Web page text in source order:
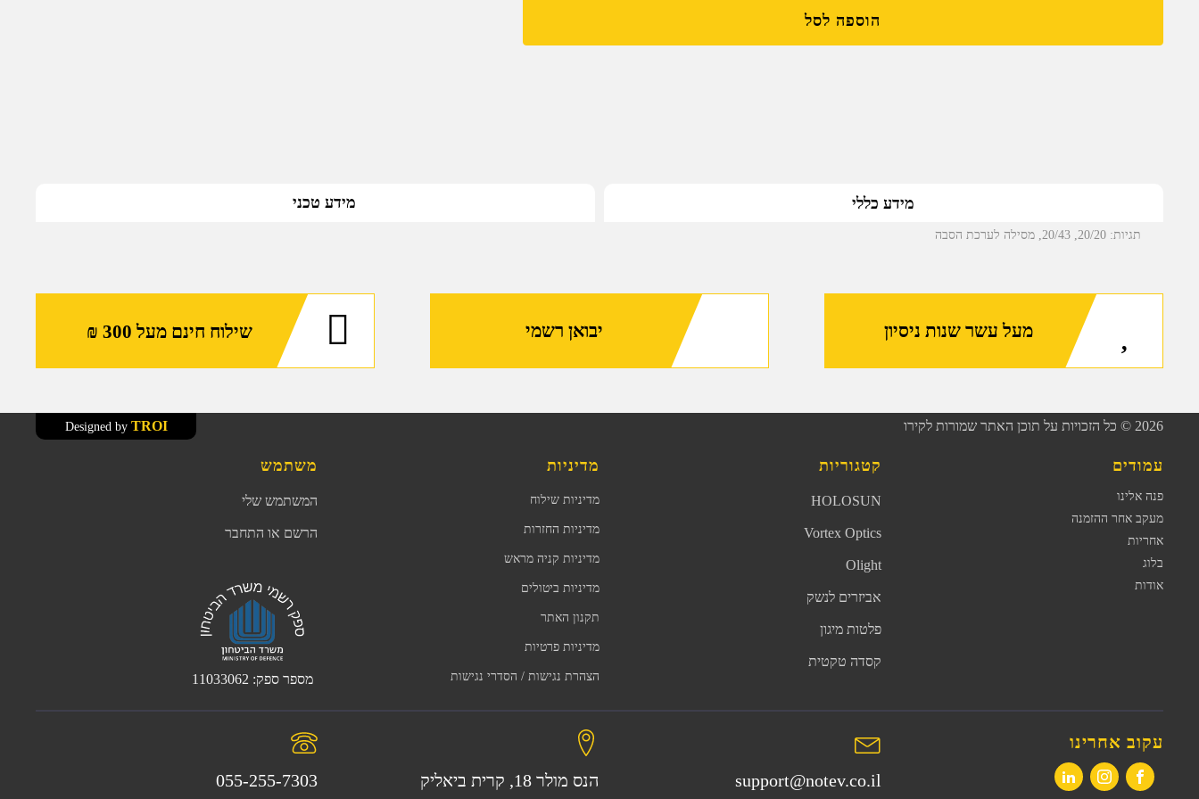
ימנית
הוספה לסל
מידע כללי מידע טכני
תגיות: 20/20
20/43 מסילה לערכת הסבה
מעל עשר שנות ניסיון יבואן רשמי שילוח חינם מעל 300 ₪
2026 © כל הזכויות על תוכן האתר שמורות לקירו TROI
Designed by
עמודים
פנה אלינו
מעקב אחר ההזמנה
אחריות
בלוג
אודות
קטגוריות
HOLOSUN
Vortex Optics
Olight
אביזרים לנשק
פלטות מיגון
קסדה טקטית
מדיניות
מדיניות שילוח
מדיניות החזרות
מדיניות קניה מראש
מדיניות ביטולים
תקנון האתר
מדיניות פרטיות
הצהרת נגישות / הסדרי נגישות
משתמש
המשתמש שלי
הרשם או התחבר
מספר ספק: 11033062
עקוב אחרינו
support@notev.co.il
הנס מולר 18, קרית ביאליק 055-255-7303